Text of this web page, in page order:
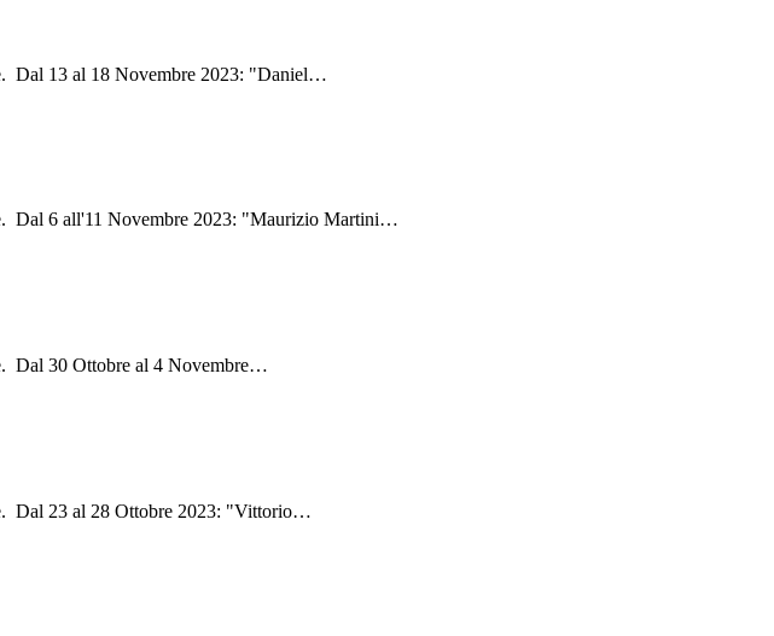
Dal 13 al 18 Novembre 2023: "Daniel…
Dal 6 all'11 Novembre 2023: "Maurizio Martini…
Dal 30 Ottobre al 4 Novembre…
Dal 23 al 28 Ottobre 2023: "Vittorio…